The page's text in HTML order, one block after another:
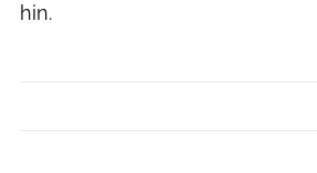
hin.